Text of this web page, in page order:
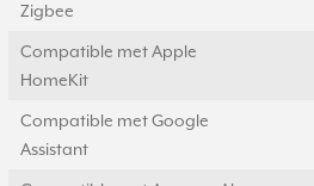
Zigbee
Compatible met Apple
HomeKit
Compatible met Google
Assistant